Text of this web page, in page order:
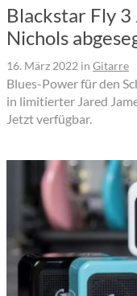
Blackstar Fly 3
Nichols
16. März 2022 in Gitarre
Blues-Power für den
in limitierter Jared
Jetzt verfügbar.